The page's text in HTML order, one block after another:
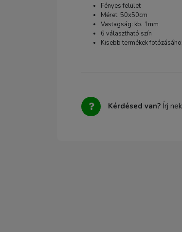
Fényes felület
Méret: 50x50cm
Vastagság: kb. 1mm
6 választható szín
Kisebb termékek
Kérdésed van? Írj